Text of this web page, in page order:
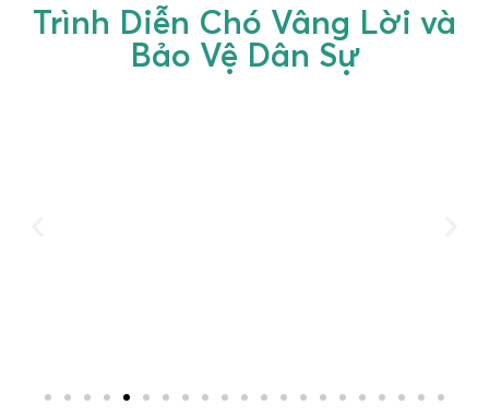
Trình Diễn Chó Vâng Lời và
Bảo Vệ Dân Sự